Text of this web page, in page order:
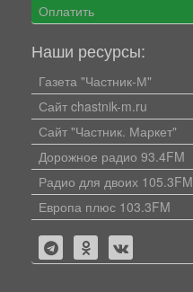
Оплатить
Наши ресурсы:
Газета "Частник-М"
Сайт chastnik-m.ru
Сайт "Частник. Маркет"
Дорожное радио 93.4FM
Радио для двоих 105.3FM
Европа плюс 103.3FM